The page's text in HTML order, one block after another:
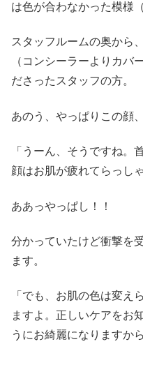
は色が合わなかった模様（
スタッフルームの奥から
（コンシーラーよりカバ
ださったスタッフの方。
あのう、やっぱりこの顔
「うーん、そうですね。
顔はお肌が疲れてらっし
ああっやっぱし！！
分かっていたけど衝撃を
ます。
「でも、お肌の色は変え
ますよ。正しいケアをお
うにお綺麗になりますから